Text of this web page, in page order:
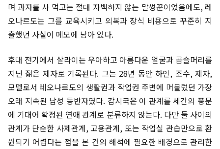
며 과자를 사 먹고는 절대 자백하지 않는 말썽꾼이었음에도, 레
오나르도는 그를 교육시키고 의복과 장식 비용으로 꾸준히 지
출했던 사실이 메모에 남아 있다.
후대 전기에서 살라이는 우아하고 아름다운 얼굴과 곱슬머리를
지닌 젊은 제자로 기록된다. 그는 28년 동안 하인, 조수, 제자,
모델로서 레오나르도의 생활권과 작업권 주변에 머물렀던 가장
오래 지속된 남성 동반자였다. 감시국은 이 관계를 세간의 풍문
에 기대어 확정된 연애 관계로 분류하지 않는다. 다만 둘 사이의
관계가 단순한 사제관계, 고용관계, 또는 작업실 관습만으로 환
원되기 어렵다는 점을 본 건의 해석에 필요한 배경으로 관리한